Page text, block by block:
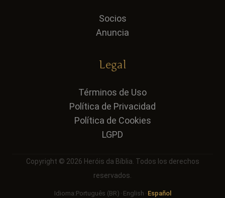
Socios
Anuncia
Legal
Términos de Uso
Política de Privacidad
Política de Cookies
LGPD
Copyright © 2026 Heróis da Bíblia. Todos los derechos
reservados.
Idioma:Português (BR) · English · Español